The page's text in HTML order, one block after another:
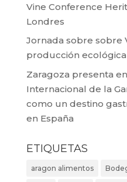
Vine Conference
Londres
Jornada sobre sobre
producción ecológica
Zaragoza presenta
Internacional de la
como un destino
en España
ETIQUETAS
aragon alimentos